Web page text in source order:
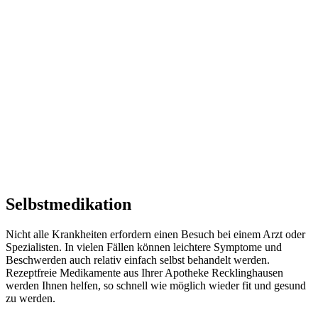
Selbst­medikation
Nicht alle Krankheiten erfordern einen Besuch bei einem Arzt oder
Spezialisten. In vielen Fällen können leichtere Symptome und
Beschwerden auch relativ einfach selbst behandelt werden.
Rezeptfreie Medikamente aus Ihrer Apotheke Recklinghausen
werden Ihnen helfen, so schnell wie möglich wieder fit und gesund
zu werden.